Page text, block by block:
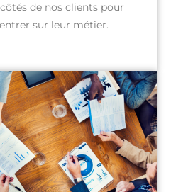
de nos clients pour
sur leur métier.